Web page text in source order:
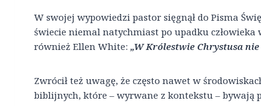
W swojej wypowiedzi pastor sięgnął do Pisma
świecie niemal natychmiast po upadku
również Ellen White: „W Królestwie Chrystusa
Zwrócił też uwagę, że często nawet w
biblijnych, które – wyrwane z kontekstu – bywają